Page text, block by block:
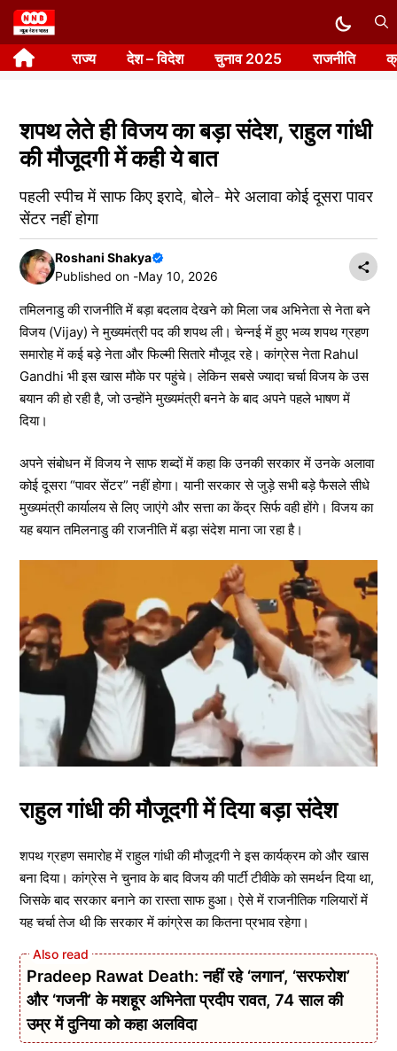
Skip
to
content राज्य देश – विदेश चुनाव 2025 राजनीति
शपथ लेते ही विजय का बड़ा संदेश, राहुल गांधी
की मौजूदगी में कही ये बात
पहली स्पीच में साफ किए इरादे, बोले- मेरे अलावा कोई दूसरा पावर
सेंटर नहीं होगा
Roshani Shakya
Published on -May 10, 2026
तमिलनाडु की राजनीति में बड़ा बदलाव देखने को मिला जब अभिनेता से नेता बने
विजय (Vijay) ने मुख्यमंत्री पद की शपथ ली। चेन्नई में हुए भव्य शपथ ग्रहण
समारोह में कई बड़े नेता और फिल्मी सितारे मौजूद रहे। कांग्रेस नेता Rahul
Gandhi भी इस खास मौके पर पहुंचे। लेकिन सबसे ज्यादा चर्चा विजय के उस
बयान की हो रही है, जो उन्होंने मुख्यमंत्री बनने के बाद अपने पहले भाषण में
दिया।
अपने संबोधन में विजय ने साफ शब्दों में कहा कि उनकी सरकार में उनके अलावा
कोई दूसरा “पावर सेंटर” नहीं होगा। यानी सरकार से जुड़े सभी बड़े फैसले सीधे
मुख्यमंत्री कार्यालय से लिए जाएंगे और सत्ता का केंद्र सिर्फ वही होंगे। विजय का
यह बयान तमिलनाडु की राजनीति में बड़ा संदेश माना जा रहा है।
राहुल गांधी की मौजूदगी में दिया बड़ा संदेश
शपथ ग्रहण समारोह में राहुल गांधी की मौजूदगी ने इस कार्यक्रम को और खास
बना दिया। कांग्रेस ने चुनाव के बाद विजय की पार्टी टीवीके को समर्थन दिया था,
जिसके बाद सरकार बनाने का रास्ता साफ हुआ। ऐसे में राजनीतिक गलियारों में
यह चर्चा तेज थी कि सरकार में कांग्रेस का कितना प्रभाव रहेगा।
Pradeep Rawat Death: नहीं रहे ‘लगान’, ‘सरफरोश’
और ‘गजनी’ के मशहूर अभिनेता प्रदीप रावत, 74 साल की
उम्र में दुनिया को कहा अलविदा